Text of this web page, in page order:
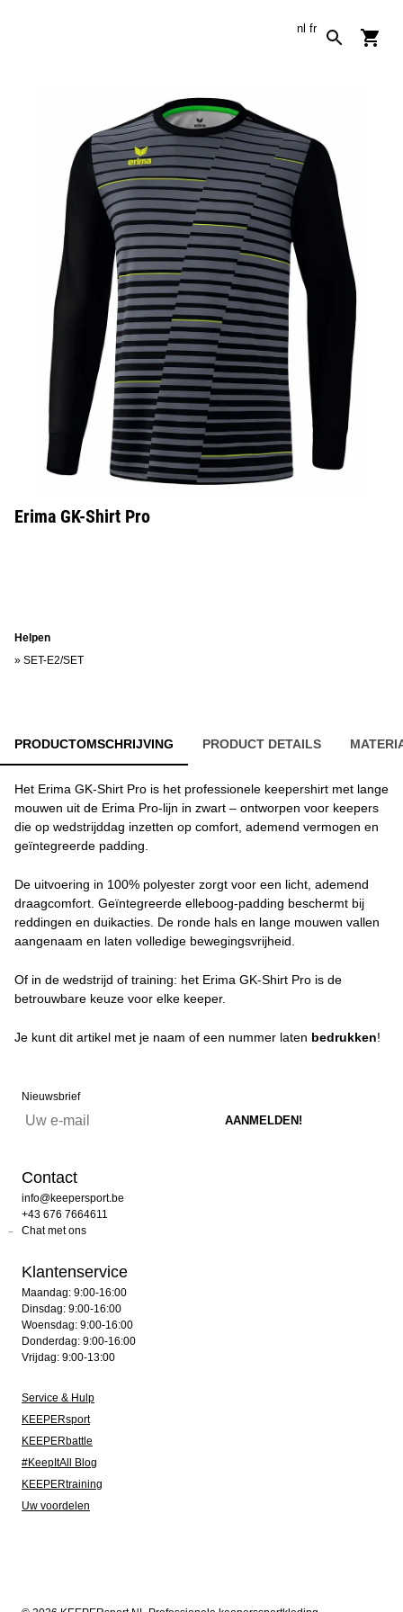
nl fr
Erima GK-Shirt Pro
Helpen
» SET-E2/SET
PRODUCTOMSCHRIJVING PRODUCT DETAILS
Het Erima GK-Shirt Pro is het professionele keepershirt met lange
mouwen uit de Erima Pro-lijn in zwart – ontworpen voor keepers
die op wedstrijddag inzetten op comfort, ademend vermogen en
geïntegreerde padding.
De uitvoering in 100% polyester zorgt voor een licht, ademend
draagcomfort. Geïntegreerde elleboog-padding beschermt bij
reddingen en duikacties. De ronde hals en lange mouwen vallen
aangenaam en laten volledige bewegingsvrijheid.
Of in de wedstrijd of training: het Erima GK-Shirt Pro is de
betrouwbare keuze voor elke keeper.
Je kunt dit artikel met je naam of een nummer laten bedrukken!
Nieuwsbrief
Contact
info@keepersport.be
+43 676 7664611
Chat met ons
Klantenservice
Maandag: 9:00-16:00
Dinsdag: 9:00-16:00
Woensdag: 9:00-16:00
Donderdag: 9:00-16:00
Vrijdag: 9:00-13:00
Service & Hulp
KEEPERsport
KEEPERbattle
#KeepItAll Blog
KEEPERtraining
Uw voordelen